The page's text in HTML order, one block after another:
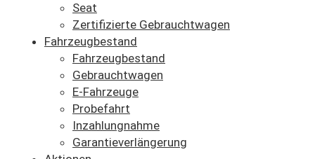
Seat
Zertifizierte Gebrauchtwagen
Fahrzeugbestand
Fahrzeugbestand
Gebrauchtwagen
E-Fahrzeuge
Probefahrt
Inzahlungnahme
Garantieverlängerung